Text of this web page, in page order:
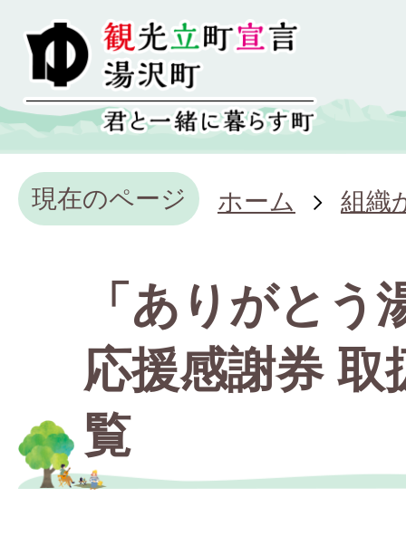
現在のページ ホーム 組織
「ありがとう
応援感謝券 取
覧